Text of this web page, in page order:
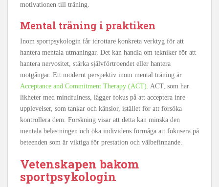
motivationen till träning.
Mental träning i praktiken
Inom sportpsykologin får idrottare konkreta verktyg för att
hantera mentala utmaningar. Det kan handla om tekniker för att
hantera nervositet, stärka självförtroendet eller hantera
motgångar. Ett modernt perspektiv inom mental träning är
Acceptance and Commitment Therapy (ACT) . ACT, som har
likheter med mindfulness, lägger fokus på att acceptera inre
upplevelser, som tankar och känslor, istället för att försöka
kontrollera dem. Forskning visar att detta kan minska den
mentala belastningen och öka individens förmåga att fokusera på
beteenden som är viktiga för prestation och välbefinnande.
Vetenskapen bakom
sportpsykologin